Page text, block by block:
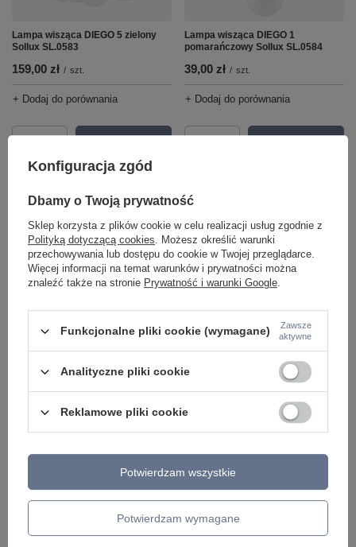
Lampa wisząca DIEGO 5 zielony
Sollux SL.0583
159,00 zł / szt.
+ Dodaj do porównania
Lampa wisząca DIEGO 1
pomarańczowy Sollux SL.0584
39,00 zł / szt.
+ Dodaj do porównania
pomarańczowy Sollux SL.0585
Lampa wisząca DIEGO 5
pomarańczowy Sollux SL.0586
Konfiguracja zgód
Dbamy o Twoją prywatność
Sklep korzysta z plików cookie w celu realizacji usług zgodnie z
Polityką dotyczącą cookies. Możesz określić warunki
przechowywania lub dostępu do cookie w Twojej przeglądarce.
Więcej informacji na temat warunków i prywatności można
znaleźć także na stronie Prywatność i warunki Google.
Funkcjonalne pliki cookie (wymagane)
Zawsze
aktywne
Analityczne pliki cookie
Reklamowe pliki cookie
Potwierdzam wymagane
Potwierdzam wszystkie